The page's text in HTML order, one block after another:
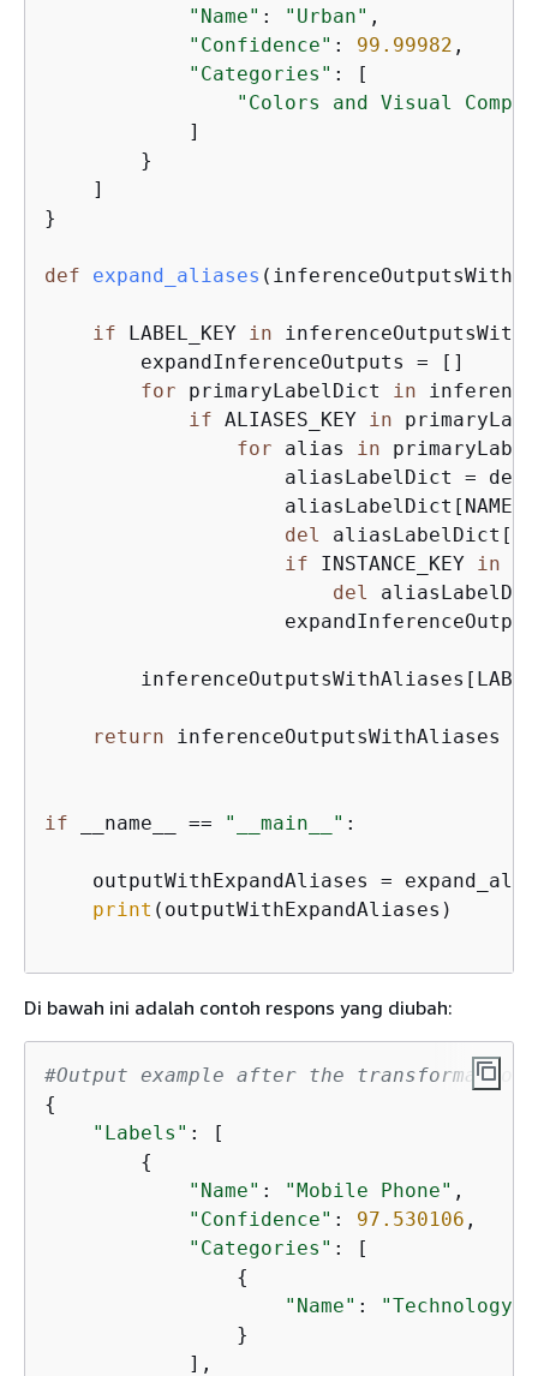
"Name" : "Urban" ,
"Confidence" : 99.99982 ,
"Categories" : [
"Colors and Visual
            ]
        }
    ]
}
def expand_aliases (
if LABEL_KEY in
        expandInferenceOutputs = []
for primaryLabelDict in
if ALIASES_KEY in
for alias in
aliasLabelDict =
del
if INSTANCE_KEY in
del
return inferenceOutputsWithAliases
if __name__ == "__main__" :
outputWithExpandAliases =
print (outputWithExpandAliases)
Di bawah ini adalah contoh respons yang diubah:
#Output example after the transformation
{
"Labels" : [
{
"Name" : "Mobile Phone" ,
"Confidence" : 97.530106 ,
"Categories" : [
{
"Name" :
"Technology
                }
            ],